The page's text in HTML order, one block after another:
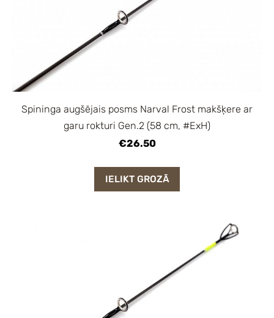
Spininga augšējais posms Narval Frost makšķere ar
garu rokturi Gen.2 (58 cm, #ExH)
€26.50
IELIKT GROZĀ